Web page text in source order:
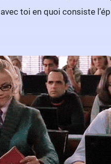
toi en quoi consiste